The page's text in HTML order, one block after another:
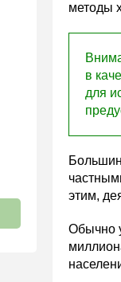
методы
в
для
этим,
Обычно